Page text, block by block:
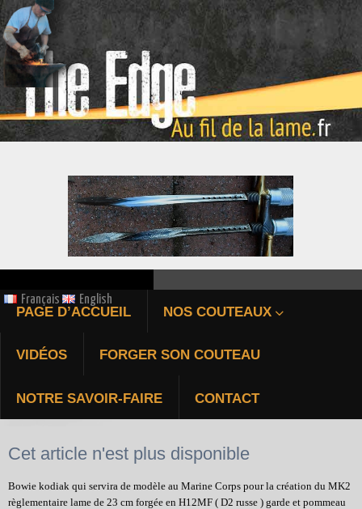
ÉPIEU DE CHASSE FORGÉ
Bienvenue au fil de la
Français English
PAGE D’ACCUEIL NOS COUTEAUX
VIDÉOS FORGER SON COUTEAU
NOTRE SAVOIR-FAIRE CONTACT
BOWIE KODIAK
Cet article n'est plus disponible
Bowie kodiak qui servira de modèle au Marine Corps pour la création du MK2
règlementaire lame de 23 cm forgée en H12MF ( D2 russe ) garde et pommeau